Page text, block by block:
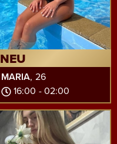
NEU
MARIA, 26
16:00 - 02:00